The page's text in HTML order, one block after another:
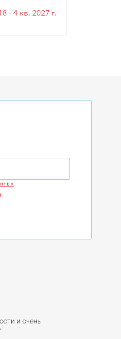
- 4 кв. 2027 г.
и очень